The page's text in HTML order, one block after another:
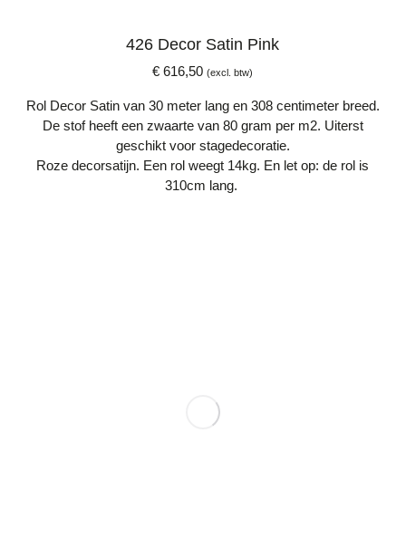
426 Decor Satin Pink
€ 616,50 (excl. btw)
Rol Decor Satin van 30 meter lang en 308 centimeter breed.
De stof heeft een zwaarte van 80 gram per m2. Uiterst
geschikt voor stagedecoratie.
Roze decorsatijn. Een rol weegt 14kg. En let op: de rol is
310cm lang.